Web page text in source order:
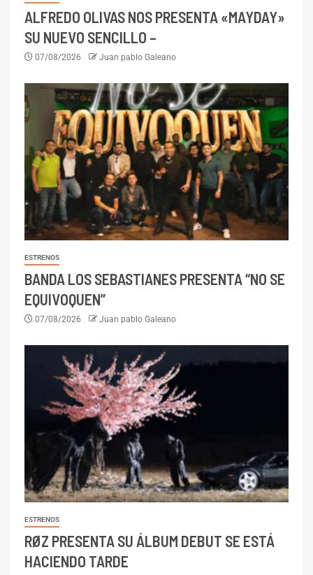
ALFREDO OLIVAS NOS PRESENTA «MAYDAY»
SU NUEVO SENCILLO –
07/08/2026 Juan pablo Galeano
ESTRENOS
BANDA LOS SEBASTIANES PRESENTA “NO SE
EQUIVOQUEN”
07/08/2026 Juan pablo Galeano
ESTRENOS
RØZ PRESENTA SU ÁLBUM DEBUT SE ESTÁ
HACIENDO TARDE